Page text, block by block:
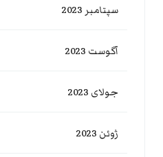
سپتامبر 2023
آگوست 2023
جولای 2023
ژوئن 2023